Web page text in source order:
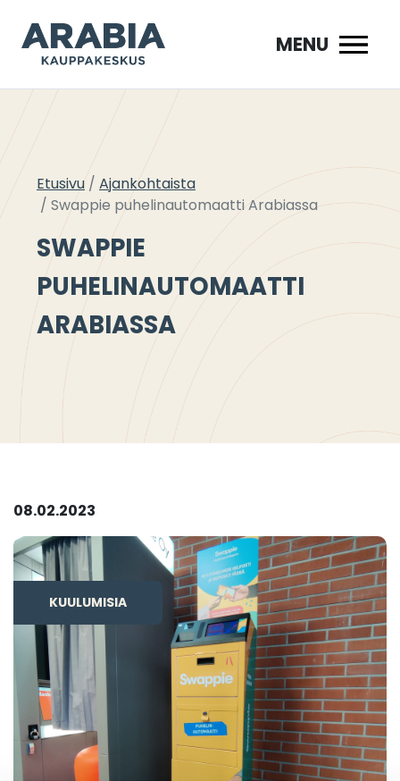
sisältöön
MENU
Etusivu
Ajankohtaista
Swappie puhelinautomaatti Arabiassa
SWAPPIE
PUHELINAUTOMAATTI
ARABIASSA
08.02.2023
KUULUMISIA